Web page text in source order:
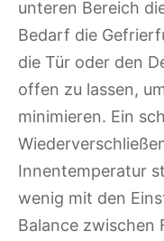
unteren Bereich
Bedarf die
die Tür oder den
offen zu lassen,
minimieren. Ein
Innentemperatur
wenig mit den
Balance zwischen